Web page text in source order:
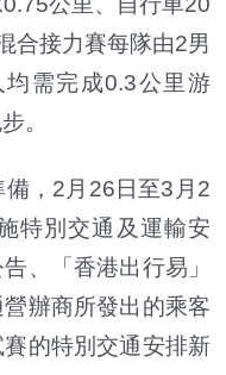
合接力賽每隊由2男
需完成0.3公里游
。
，2月26日至3月2
特別交通及運輸安
、「香港出行易」
辦商所發出的乘客
的特別交通安排新